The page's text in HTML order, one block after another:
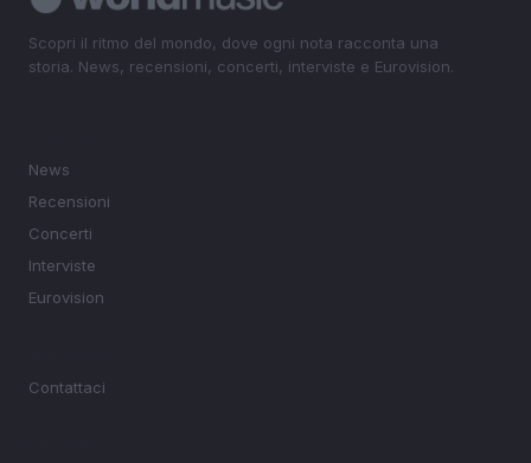
Scopri il ritmo del mondo, dove ogni nota racconta una
storia. News, recensioni, concerti, interviste e Eurovision.
News
Recensioni
Concerti
Interviste
Eurovision
Contattaci